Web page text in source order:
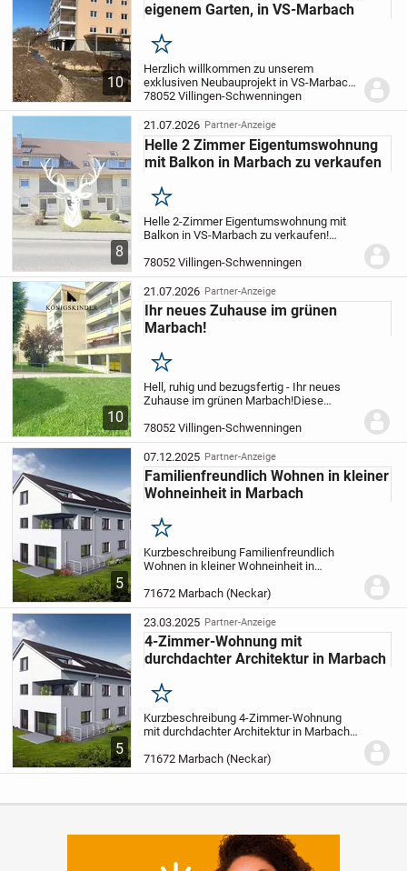
10
eigenem Garten, in VS-Marbach
Merken
Herzlich willkommen zu unserem
exklusiven Neubauprojekt in VS-Marbach!
Dieses moderne Wohnprojekt umfasst
insgesamt 12 hochwertige Wohnungen,
die sich durch durchdachte Grundrisse
und modernste...
78052 Villingen-Schwenningen
8
21.07.2026 Partner-Anzeige
Helle 2 Zimmer Eigentumswohnung
mit Balkon in Marbach zu verkaufen
Merken
Helle 2-Zimmer Eigentumswohnung mit
Balkon in VS-Marbach zu verkaufen!
VS-Marbach verfügt über ca. 58 m²
Wohnfläche und überzeugt durch eine
gelungene Kombination...
78052 Villingen-Schwenningen
10
21.07.2026 Partner-Anzeige
Ihr neues Zuhause im grünen
Marbach!
Merken
Hell, ruhig und bezugsfertig - Ihr neues
Zuhause im grünen Marbach!Diese
Zimmer-Wohnung befindet sich im 1.
Obergeschoss eines gepflegten
Mehrfamilienhauses im...
78052 Villingen-Schwenningen
5
07.12.2025 Partner-Anzeige
Familienfreundlich Wohnen in kleiner
Wohneinheit in Marbach
Merken
Kurzbeschreibung Familienfreundlich
Wohnen in kleiner Wohneinheit in
ruhiger, grüner Wohnlage in einem
gewachsenen Wohngebiet in
unmittelbarer Nähe von Wiesen...
71672 Marbach (Neckar)
5
23.03.2025 Partner-Anzeige
4-Zimmer-Wohnung mit
durchdachter Architektur in Marbach
Merken
Kurzbeschreibung 4-Zimmer-Wohnung
mit durchdachter Architektur in Marbach
grüner Wohnlage in einem gewachsenen
Wohngebiet in unmittelbarer Nähe von
71672 Marbach (Neckar)